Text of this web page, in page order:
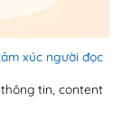
xúc người đọc
tin, content